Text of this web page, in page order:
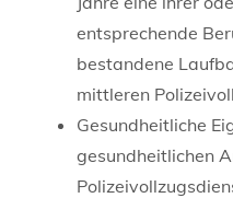
entsprechende
bestandene
mittleren
Gesundheitliche
gesundheitlichen